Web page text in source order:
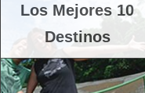
Los Mejores 10
Destinos